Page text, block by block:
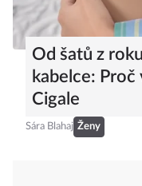
Od šatů z
kabelce:
Cigale
Sára Blahaj Ženy